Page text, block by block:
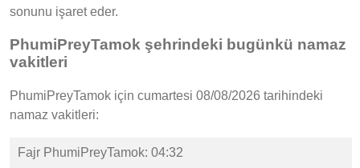
sonunu işaret eder.
PhumiPreyTamok şehrindeki bugünkü namaz
vakitleri
PhumiPreyTamok için cumartesi 08/08/2026 tarihindeki
namaz vakitleri:
Fajr PhumiPreyTamok: 04:32